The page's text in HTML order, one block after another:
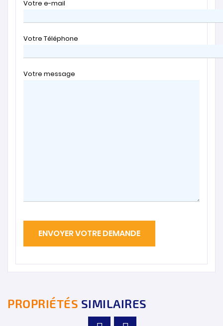
Votre e-mail
Votre Téléphone
Votre message
PROPRIÉTÉS SIMILAIRES